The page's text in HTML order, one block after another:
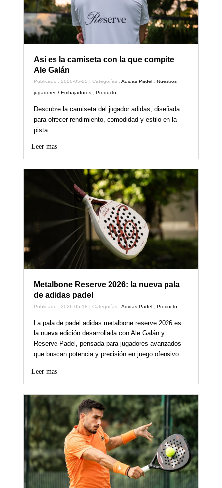
Así es la camiseta con la que compite
Ale Galán
Publicado : 2026-05-25 | Categorías :Adidas Padel ,Nuestros
jugadores / Embajadores ,Producto
Descubre la camiseta del jugador adidas, diseñada
para ofrecer rendimiento, comodidad y estilo en la
pista.
Leer mas
Metalbone Reserve 2026: la nueva pala
de adidas padel
Publicado : 2026-05-18 | Categorías :Adidas Padel ,Producto
La pala de padel adidas metalbone reserve 2026 es
la nueva edición desarrollada con Ale Galán y
Reserve Padel, pensada para jugadores avanzados
que buscan potencia y precisión en juego ofensivo.
Leer mas